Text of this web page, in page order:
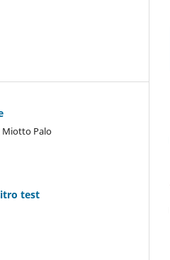
Miotto Palo
test